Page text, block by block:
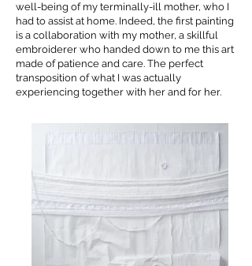
well-being of my terminally-ill mother, who I
had to assist at home. Indeed, the first painting
is a collaboration with my mother, a skillful
embroiderer who handed down to me this art
made of patience and care. The perfect
transposition of what I was actually
experiencing together with her and for her.